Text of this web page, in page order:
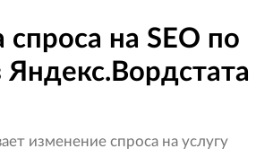
на SEO по
изменение спроса на услугу